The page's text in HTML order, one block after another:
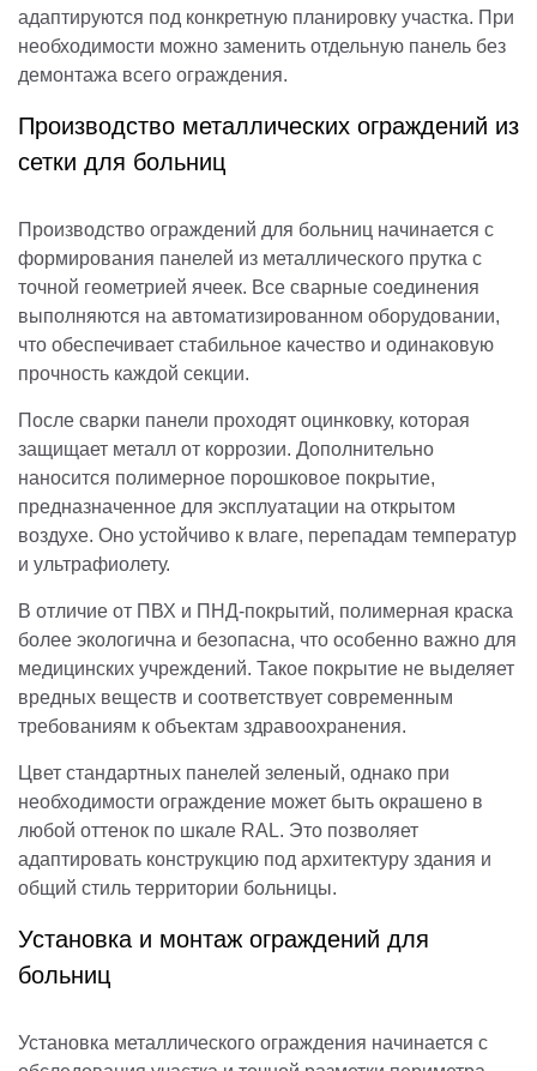
адаптируются под конкретную планировку участка. При
необходимости можно заменить отдельную панель без
демонтажа всего ограждения.
Производство металлических ограждений из
сетки для больниц
Производство ограждений для больниц начинается с
формирования панелей из металлического прутка с
точной геометрией ячеек. Все сварные соединения
выполняются на автоматизированном оборудовании,
что обеспечивает стабильное качество и одинаковую
прочность каждой секции.
После сварки панели проходят оцинковку, которая
защищает металл от коррозии. Дополнительно
наносится полимерное порошковое покрытие,
предназначенное для эксплуатации на открытом
воздухе. Оно устойчиво к влаге, перепадам температур
и ультрафиолету.
В отличие от ПВХ и ПНД-покрытий, полимерная краска
более экологична и безопасна, что особенно важно для
медицинских учреждений. Такое покрытие не выделяет
вредных веществ и соответствует современным
требованиям к объектам здравоохранения.
Цвет стандартных панелей зеленый, однако при
необходимости ограждение может быть окрашено в
любой оттенок по шкале RAL. Это позволяет
адаптировать конструкцию под архитектуру здания и
общий стиль территории больницы.
Установка и монтаж ограждений для
больниц
Установка металлического ограждения начинается с